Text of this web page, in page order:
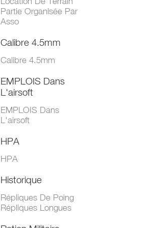
Partie Organisée Par
Asso
Calibre 4.5mm
Calibre 4.5mm
EMPLOIS Dans
L'airsoft
EMPLOIS Dans
L'airsoft
HPA
HPA
Historique
Répliques De Poing
Répliques Longues